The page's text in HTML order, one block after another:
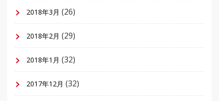
2018年3月 (26)
2018年2月 (29)
2018年1月 (32)
2017年12月 (32)